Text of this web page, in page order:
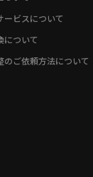
ービスについて
について
のご依頼方法について